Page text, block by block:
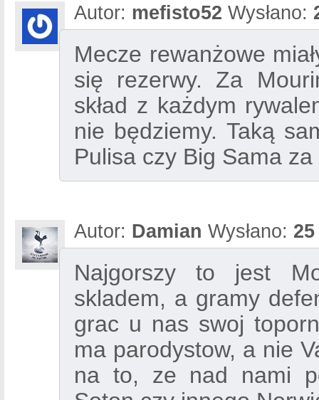
Autor: mefisto52 Wysłano:
Mecze rewanżowe
się rezerwy. Za
skład z każdym
nie będziemy. Taką
Pulisa czy Big Sama
Autor: Damian Wysłano:
Najgorszy to jest
skladem, a gramy
grac u nas swoj
ma parodystow, a nie
na to, ze nad nami